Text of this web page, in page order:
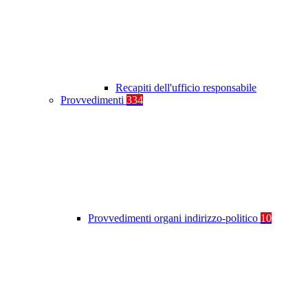
Recapiti dell'ufficio responsabile
Provvedimenti 334
Provvedimenti organi indirizzo-politico 10